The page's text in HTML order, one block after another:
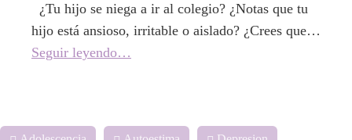
¿Tu hijo se niega a ir al colegio? ¿Notas que tu
hijo está ansioso, irritable o aislado? ¿Crees que…
Seguir leyendo…